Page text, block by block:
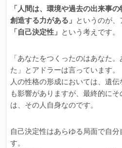
「人間は、環境や過去の出来事
創造する力がある」 というのが、
「自己決定性」 という考えです。
「あなたをつくったのはあなた
た」とアドラーは言っています。
人の性格の形成においては、遺
も影響がありますが、最終的に
は、その人自身なのです。
自己決定性はあらゆる局面で自
す。